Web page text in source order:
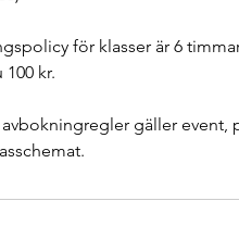
för klasser är 6
kr.
gäller